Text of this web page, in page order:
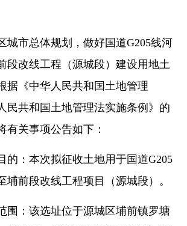
市总体规划，做好国道G205线河
段改线工程（源城段）建设用地土
据《中华人民共和国土地管理
民共和国土地管理法实施条例》的
有关事项公告如下：
：本次拟征收土地用于国道G205
埔前段改线工程项目（源城段）。
：该选址位于源城区埔前镇罗塘